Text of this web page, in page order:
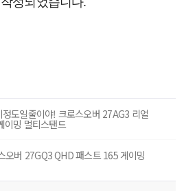
도일줄이야! 크로스오버 27AG3 리얼
밍 멀티스탠드
오버 27GQ3 QHD 패스트 165 게이밍